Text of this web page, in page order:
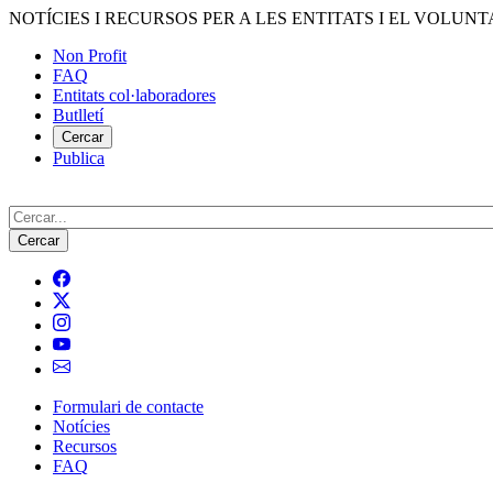
Vés
contingut
NOTÍCIES I RECURSOS PER A LES ENTITATS I EL
Menú
del
compte
d'usuari
Non Profit
FAQ
Entitats col·laboradores
Butlletí
Cercar
Publica
Cerca
Navegació
principal
Formulari de contacte
Notícies
Recursos
FAQ